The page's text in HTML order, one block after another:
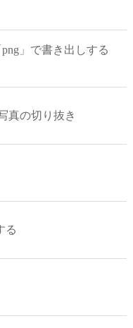
」で書き出しする
真の切り抜き
る